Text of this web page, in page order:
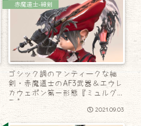
赤魔道士-細剣
ゴシック調のアンティークな細
剣・赤魔道士のAF3武器＆エウレ
カウェポン第一形態『ミュルグレ
ス』
2021.09.03